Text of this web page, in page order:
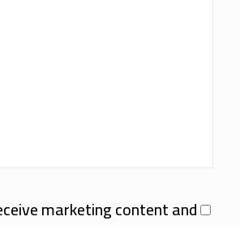
marketing content and